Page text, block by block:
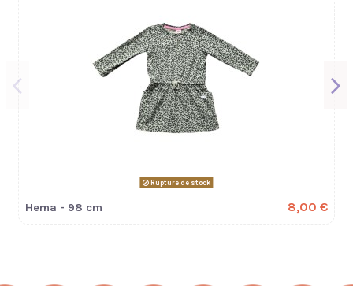
Rupture de stock
Hema - 98 cm 8,00 €